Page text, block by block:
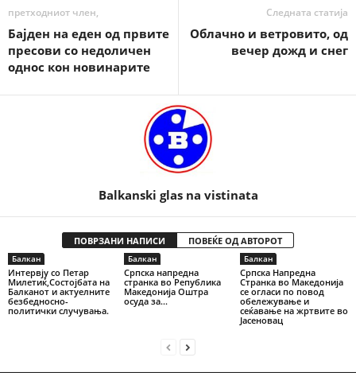
претходниот член,
Бајден на еден од првите
пресови со недоличен
однос кон новинарите
Следната статија
Облачно и ветровито, од
вечер дожд и снег
Balkanski glas na vistinata
ПОВРЗАНИ НАПИСИ ПОВЕЌЕ ОД АВТОРОТ
Балкан
Интервју со Петар
Милетиќ,Состојбата на
Балканот и актуелните
безбедносно-
политички случувања.
Балкан
Српска напредна
странка во Република
Македонија Оштра
осуда за...
Балкан
Српска Напредна
Странка во Македонија
се огласи по повод
обележување и
сеќавање на жртвите во
Јасеновац